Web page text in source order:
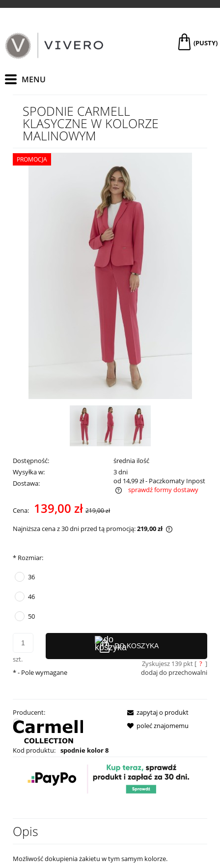
(PUSTY)
SPODNIE CARMELL
KLASYCZNE W KOLORZE
MALINOWYM
PROMOCJA
Dostępność:
średnia ilość
Wysyłka w:
3 dni
Dostawa:
od 14,99 zł- Paczkomaty Inpost
sprawdź formy dostawy
Cena: 139,00 zł 219,00 zł
Najniższa cena z 30 dni przed tą promocją:219,00 zł
* Rozmiar:
36
46
50
szt.
DO KOSZYKA
Zyskujesz 139pkt [ ? ]
dodaj do przechowalni
*- Pole wymagane
Producent:
Kod produktu: spodnie kolor 8
zapytaj o produkt
poleć znajomemu
Opis
Możliwość dokupienia żakietu w tym samym kolorze.